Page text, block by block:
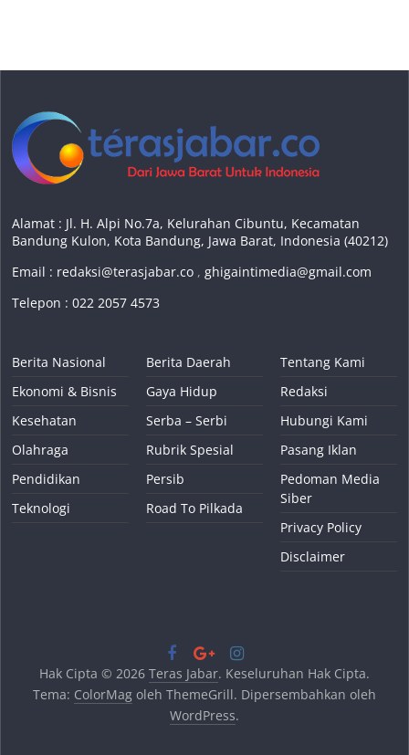
Alamat : Jl. H. Alpi No.7a, Kelurahan Cibuntu, Kecamatan
Bandung Kulon, Kota Bandung, Jawa Barat, Indonesia (40212)
Email : redaksi@terasjabar.co ,ghigaintimedia@gmail.com
Telepon : 022 2057 4573
Berita Nasional
Ekonomi & Bisnis
Kesehatan
Olahraga
Pendidikan
Teknologi
Berita Daerah
Gaya Hidup
Serba – Serbi
Rubrik Spesial
Persib
Road To Pilkada
Tentang Kami
Redaksi
Hubungi Kami
Pasang Iklan
Pedoman Media
Siber
Privacy Policy
Disclaimer
Hak Cipta © 2026 Teras Jabar. Keseluruhan Hak Cipta.
Tema: ColorMagoleh ThemeGrill. Dipersembahkan oleh
WordPress.